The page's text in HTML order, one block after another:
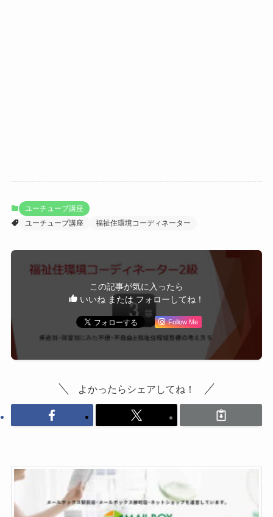
ユーチューブ講座
ユーチューブ講座
福祉住環境コーディネーター
この記事が気に入ったら
いいね または フォローしてね！
Follow Me
よかったらシェアしてね！